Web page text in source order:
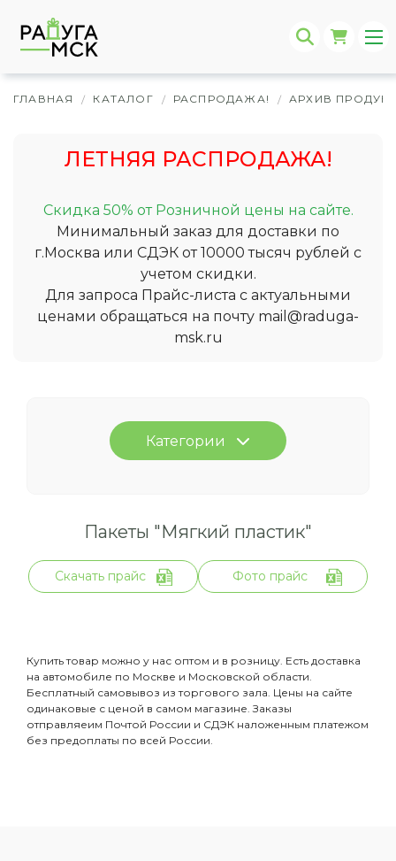
ГЛАВНАЯ / КАТАЛОГ / РАСПРОДАЖА! / АРХИВ
ЛЕТНЯЯ РАСПРОДАЖА!
Скидка 50% от Розничной цены на сайте.
Минимальный заказ для доставки по
г.Москва или СДЭК от 10000 тысяч рублей с
учетом скидки.
Для запроса Прайс-листа с актуальными
ценами обращаться на почту mail@raduga-
msk.ru
Категории
Пакеты "Мягкий пластик"
Скачать прайс Фото прайс
Купить товар можно у нас оптом и в розницу. Есть доставка
на автомобиле по Москве и Московской области.
Бесплатный самовывоз из торгового зала. Цены на сайте
одинаковые с ценой в самом магазине. Заказы
отправляеим Почтой России и СДЭК наложенным платежом
без предоплаты по всей России.